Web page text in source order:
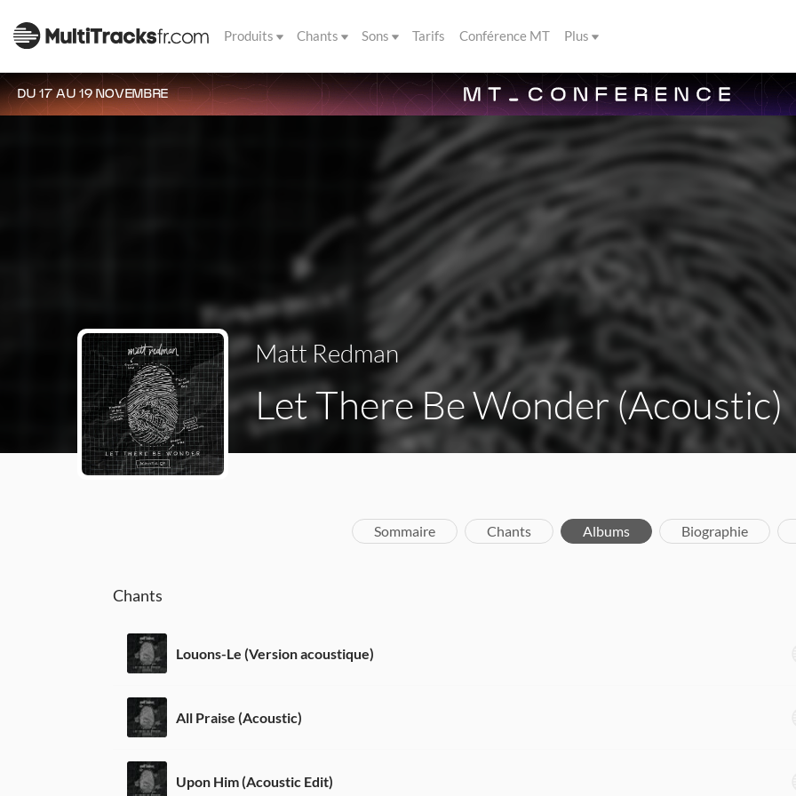
Produits Chants Sons Tarifs Conférence MT Plus
DU 17 AU 19 NOVEMBRE
Matt Redman
Let There Be Wonder (Acoustic)
Sommaire Chants Albums Biographie
Chants
Louons-Le (Version acoustique)
All Praise (Acoustic)
Upon Him (Acoustic Edit)